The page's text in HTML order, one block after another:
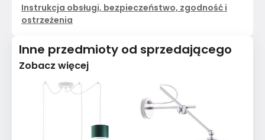
Instrukcja obsługi, bezpieczeństwo, zgodność i
ostrzeżenia
Inne przedmioty od sprzedającego
Zobacz więcej